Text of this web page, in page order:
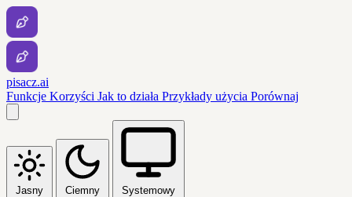
pisacz.ai
Funkcje Korzyści Jak to działa Przykłady użycia Porównaj
Jasny Ciemny Systemowy